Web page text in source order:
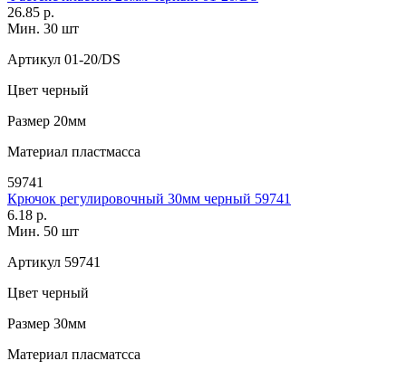
26.85 р.
Мин. 30 шт
Артикул 01-20/DS
Цвет черный
Размер 20мм
Материал пластмасса
59741
Крючок регулировочный 30мм черный 59741
6.18 р.
Мин. 50 шт
Артикул 59741
Цвет черный
Размер 30мм
Материал пласматсса